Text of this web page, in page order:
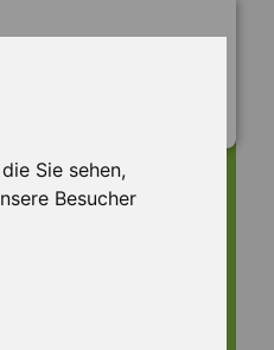
Sie sehen,
Besucher